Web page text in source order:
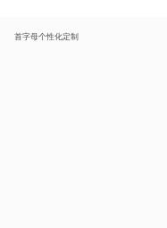
首字母个性化定制